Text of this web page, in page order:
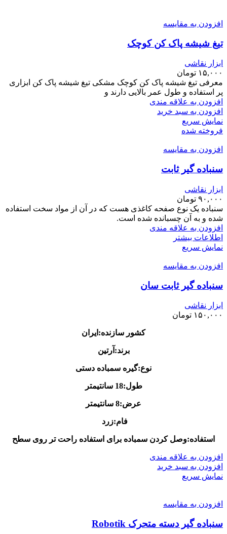
افزودن به مقایسه
تیغ شیشه پاک کن کوچک
ابزار نقاشی
۱۵,۰۰۰ تومان
معرفی تیغ شیشه پاک کن کوچک مشکی تیغ شیشه پاک کن ابزاری
پر استفاده و طول عمر بالایی دارند و
افزودن به علاقه مندی
افزودن به سبد خرید
نمایش سریع
فروخته شده
افزودن به مقایسه
سنباده گیر ثابت
ابزار نقاشی
۹۰,۰۰۰ تومان
سنباده یک نوع صفحه کاغذی هست که در آن از مواد سخت استفاده
شده و به آن چسبانده شده است.
افزودن به علاقه مندی
اطلاعات بیشتر
نمایش سریع
افزودن به مقایسه
سنباده گیر ثابت سان
ابزار نقاشی
۱۵۰,۰۰۰ تومان
کشور سازنده:ایران
برند:آرتین
نوع:گیره سمباده دستی
طول:18 سانتیمتر
عرض:8 سانتیمتر
فام:زرد
استفاده:وصل کردن سمباده برای استفاده راحت تر روی سطح
افزودن به علاقه مندی
افزودن به سبد خرید
نمایش سریع
افزودن به مقایسه
سنباده گیر دسته متحرک Robotik